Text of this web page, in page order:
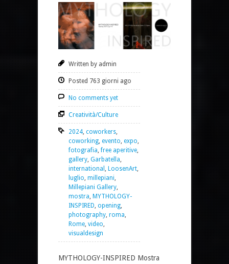
Written by admin
Posted 763 giorni ago
No comments yet
Creatività/Culture
2024, coworkers,
coworking, evento, expo,
fotografia,free aperitive,
gallery, Garbatella,
international , LoosenArt,
luglio, millepiani,
Millepiani Gallery,
mostra, MYTHOLOGY-
INSPIRED, opening,
photography, roma,
Rome, video,
visualdesign
MYTHOLOGY-INSPIRED Mostra